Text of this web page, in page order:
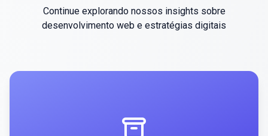
Continue explorando nossos insights sobre
desenvolvimento web e estratégias digitais